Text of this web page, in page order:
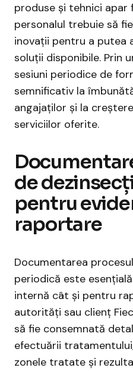
produse și tehnici apar
personalul trebuie să
inovații pentru a putea
soluții disponibile. Prin
sesiuni periodice de
semnificativ la
angajaților și la
serviciilor oferite.
de
pentru
raportare
Documentarea
periodică este
internă cât și pentru
autorități sau clienț
să fie consemnată
efectuării
zonele tratate și